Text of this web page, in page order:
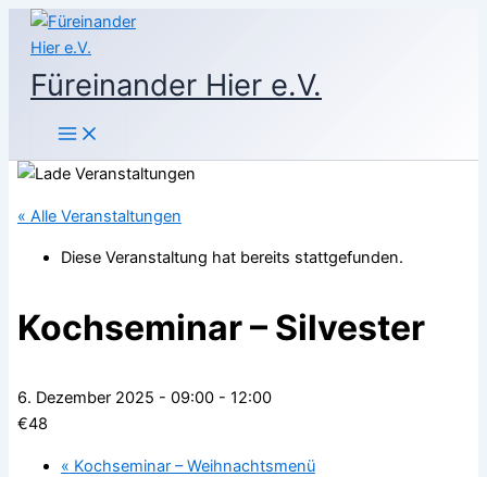
Zum
Inhalt
springen
Füreinander Hier e.V.
« Alle Veranstaltungen
Diese Veranstaltung hat bereits stattgefunden.
Kochseminar – Silvester
6. Dezember 2025 - 09:00- 12:00
€48
« Kochseminar – Weihnachtsmenü